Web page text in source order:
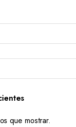
que mostrar.